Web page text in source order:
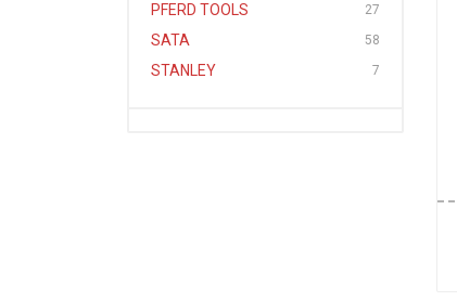
PFERD TOOLS 27
SATA 58
STANLEY 7